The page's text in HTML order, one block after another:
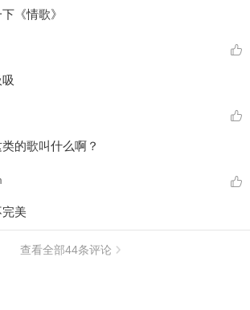
《情歌》
的歌叫什么啊？
美
查看全部44条评论